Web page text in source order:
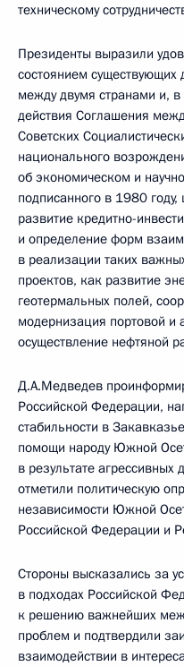
техническому
Президенты выразили
состоянием существующих
между двумя странами и,
действия Соглашения
Советских
национального
об экономическом и
подписанного в 1980
развитие кредитно-
и определение форм
в реализации таких
проектов, как развитие
геотермальных полей,
модернизация портовой и
осуществление нефтяной
Д.А.Медведев
Российской Федерации,
стабильности в
помощи народу Южной
в результате агрессивных
отметили политическую
независимости Южной
Российской Федерации и
Стороны высказались за
в подходах Российской
к решению важнейших
проблем и подтвердили
взаимодействии в